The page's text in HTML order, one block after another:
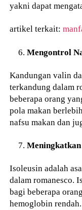
yakni dapat
artikel terkait:
Mengontrol
Kandungan valin
terkandung dalam
beberapa orang
pola makan
nafsu makan dan
Isoleusin adalah
dalam romanesco.
bagi beberapa
hemoglobin